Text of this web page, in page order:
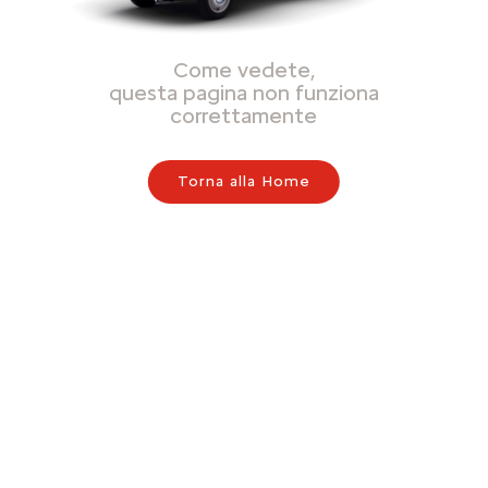
Come vedete,
questa pagina non funziona
correttamente
Torna alla Home